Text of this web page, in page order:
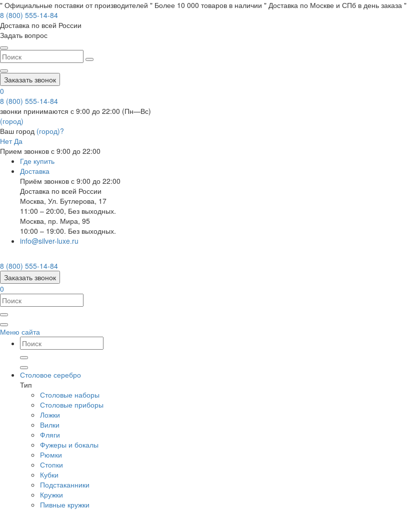
" Официальные поставки от производителей " Более 10 000 товаров в наличии " Доставка по Москве и СПб в день заказа "
8 (800) 555-14-84
Доставка по всей России
Задать вопрос
Заказать звонок
0
8 (800) 555-14-84
звонки принимаются с 9:00 до 22:00 (Пн—Вс)
(город)
Ваш город (город)?
Нет Да
Прием звонков с 9:00 до 22:00
Где купить
Доставка
Приём звонков с 9:00 до 22:00
Доставка по всей России
Москва, Ул. Бутлерова, 17
11:00 – 20:00, Без выходных.
Москва, пр. Мира, 95
10:00 – 19:00. Без выходных.
info@silver-luxe.ru
8 (800) 555-14-84
Заказать звонок
0
Меню сайта
Столовое серебро
Тип
Столовые наборы
Столовые приборы
Ложки
Вилки
Фляги
Фужеры и бокалы
Рюмки
Стопки
Кубки
Подстаканники
Кружки
Пивные кружки